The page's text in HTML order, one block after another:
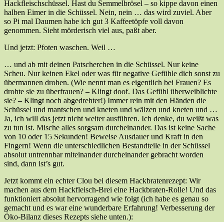
Hackfleischschüssel. Hast du Semmelbrösel – so kippe davon einen
halben Eimer in die Schüssel. Nein, nein … das wird zuviel. Aber
so Pi mal Daumen habe ich gut 3 Kaffeetöpfe voll davon
genommen. Sieht mörderisch viel aus, paßt aber.
Und jetzt: Pfoten waschen. Weil …
… und ab mit deinen Patscherchen in die Schüssel. Nur keine
Scheu. Nur keinen Ekel oder was für negative Gefühle dich sonst zu
übermannen drohen. (Wie nennt man es eigentlich bei Frauen? Es
drohte sie zu überfrauen? – Klingt doof. Das Gefühl überweiblichte
sie? – Klingt noch abgedrehter!) Immer rein mit den Händen die
Schüssel und mantschen und kneten und wälzen und kneten und …
Ja, ich will das jetzt nicht weiter ausführen. Ich denke, du weißt was
zu tun ist. Mische alles sorgsam durcheinander. Das ist keine Sache
von 10 oder 15 Sekunden! Beweise Ausdauer und Kraft in den
Fingern! Wenn die unterschiedlichen Bestandteile in der Schüssel
absolut untrennbar miteinander durcheinander gebracht worden
sind, dann ist’s gut.
Jetzt kommt ein echter Clou bei diesem Hackbratenrezept: Wir
machen aus dem Hackfleisch-Brei eine Hackbraten-Rolle! Und das
funktioniert absolut hervorragend wie folgt (ich habe es genau so
gemacht und es war eine wunderbare Erfahrung! Verbesserung der
Öko-Bilanz dieses Rezepts siehe unten.):